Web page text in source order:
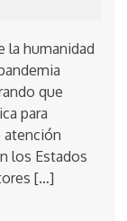
la humanidad
que
para
atención
los Estados
[…]